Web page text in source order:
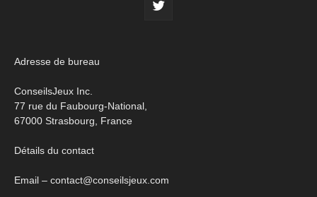
Adresse de bureau
ConseilsJeux Inc.
77 rue du Faubourg-National,
67000 Strasbourg, France
Détails du contact
Email – contact@conseilsjeux.com